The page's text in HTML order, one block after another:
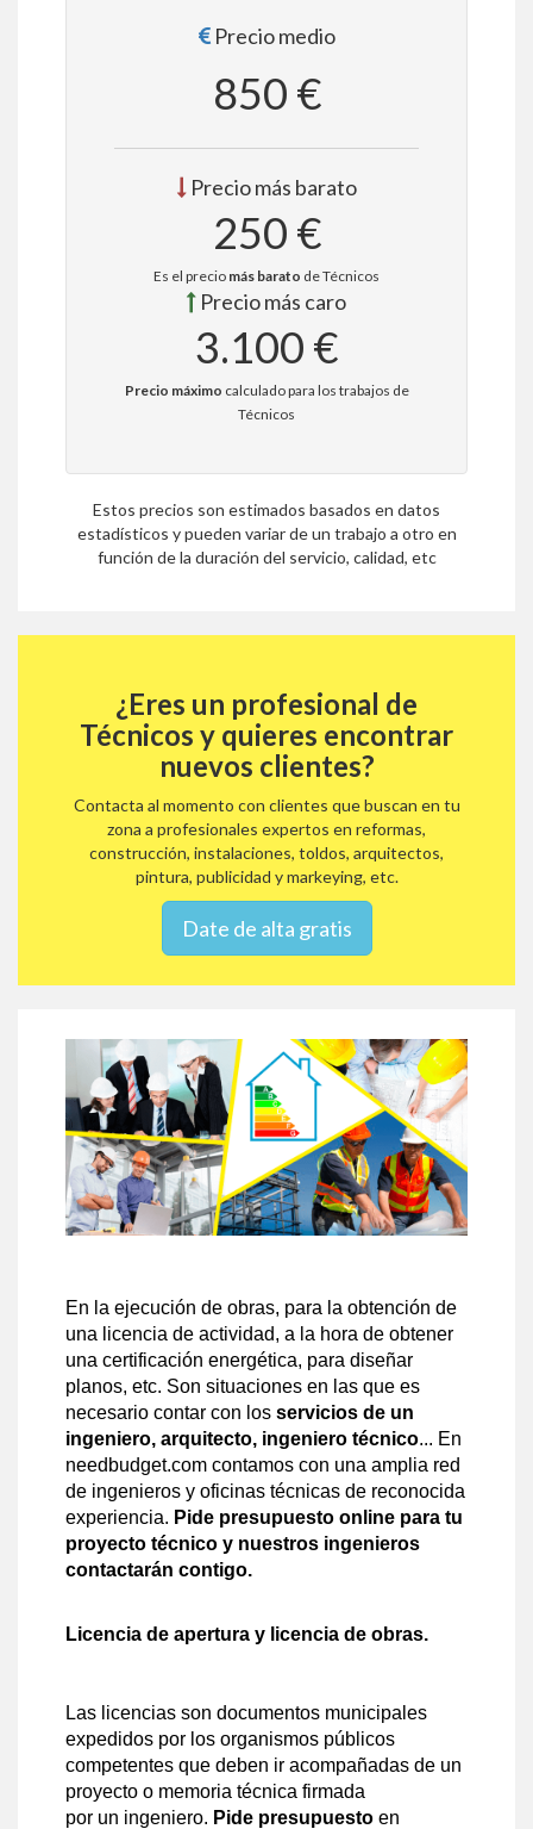
Precio medio
850 €
Precio más barato
250 €
Es el precio más barato de Técnicos
Precio más caro
3.100 €
Precio máximo calculado para los trabajos de
Técnicos
Estos precios son estimados basados en datos
estadísticos y pueden variar de un trabajo a otro en
función de la duración del servicio, calidad, etc
¿Eres un profesional de
Técnicos y quieres encontrar
nuevos clientes?
Contacta al momento con clientes que buscan en tu
zona a profesionales expertos en reformas,
construcción, instalaciones, toldos, arquitectos,
pintura, publicidad y markeying, etc.
Date de alta gratis
En la ejecución de obras, para la obtención de
una licencia de actividad, a la hora de obtener
una certificación energética, para diseñar
planos, etc. Son situaciones en las que es
necesario contar con los servicios de un
ingeniero, arquitecto, ingeniero técnico... En
needbudget.com contamos con una amplia red
de ingenieros y oficinas técnicas de reconocida
experiencia. Pide presupuesto online para tu
proyecto técnico y nuestros ingenieros
contactarán contigo.
Licencia de apertura y licencia de obras.
Las licencias son documentos municipales
expedidos por los organismos públicos
competentes que deben ir acompañadas de un
proyecto o memoria técnica firmada
por un ingeniero. Pide presupuesto en